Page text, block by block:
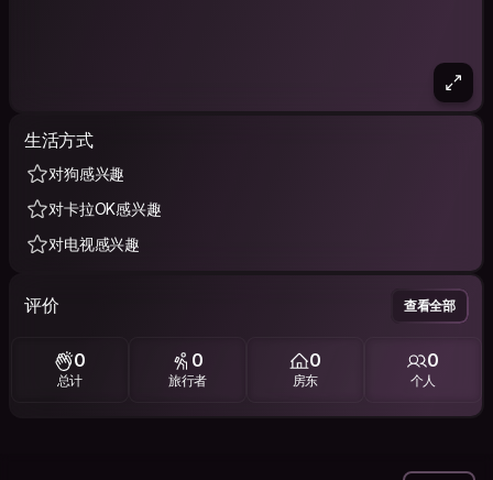
生活方式
对狗感兴趣
对卡拉OK感兴趣
对电视感兴趣
评价 查看全部
0
总计
0
旅行者
0
房东
0
个人